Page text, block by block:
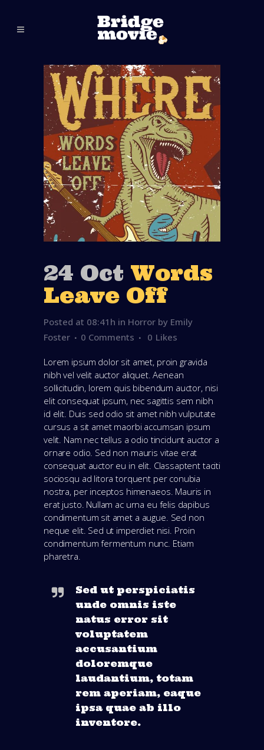
24 Oct Words
Leave Off
Posted at 08:41h in Horror by Emily
Foster
0 Comments 0 Likes
Lorem ipsum dolor sit amet, proin gravida
nibh vel velit auctor aliquet. Aenean
sollicitudin, lorem quis bibendum auctor, nisi
elit consequat ipsum, nec sagittis sem nibh
id elit. Duis sed odio sit amet nibh vulputate
cursus a sit amet maorbi accumsan ipsum
velit. Nam nec tellus a odio tincidunt auctor a
ornare odio. Sed non mauris vitae erat
consequat auctor eu in elit. Classaptent taciti
sociosqu ad litora torquent per conubia
nostra, per inceptos himenaeos. Mauris in
erat justo. Nullam ac urna eu felis dapibus
condimentum sit amet a augue. Sed non
neque elit. Sed ut imperdiet nisi. Proin
condimentum fermentum nunc. Etiam
pharetra.
Sed ut perspiciatis
unde omnis iste
natus error sit
voluptatem
accusantium
doloremque
laudantium, totam
rem aperiam, eaque
ipsa quae ab illo
inventore.